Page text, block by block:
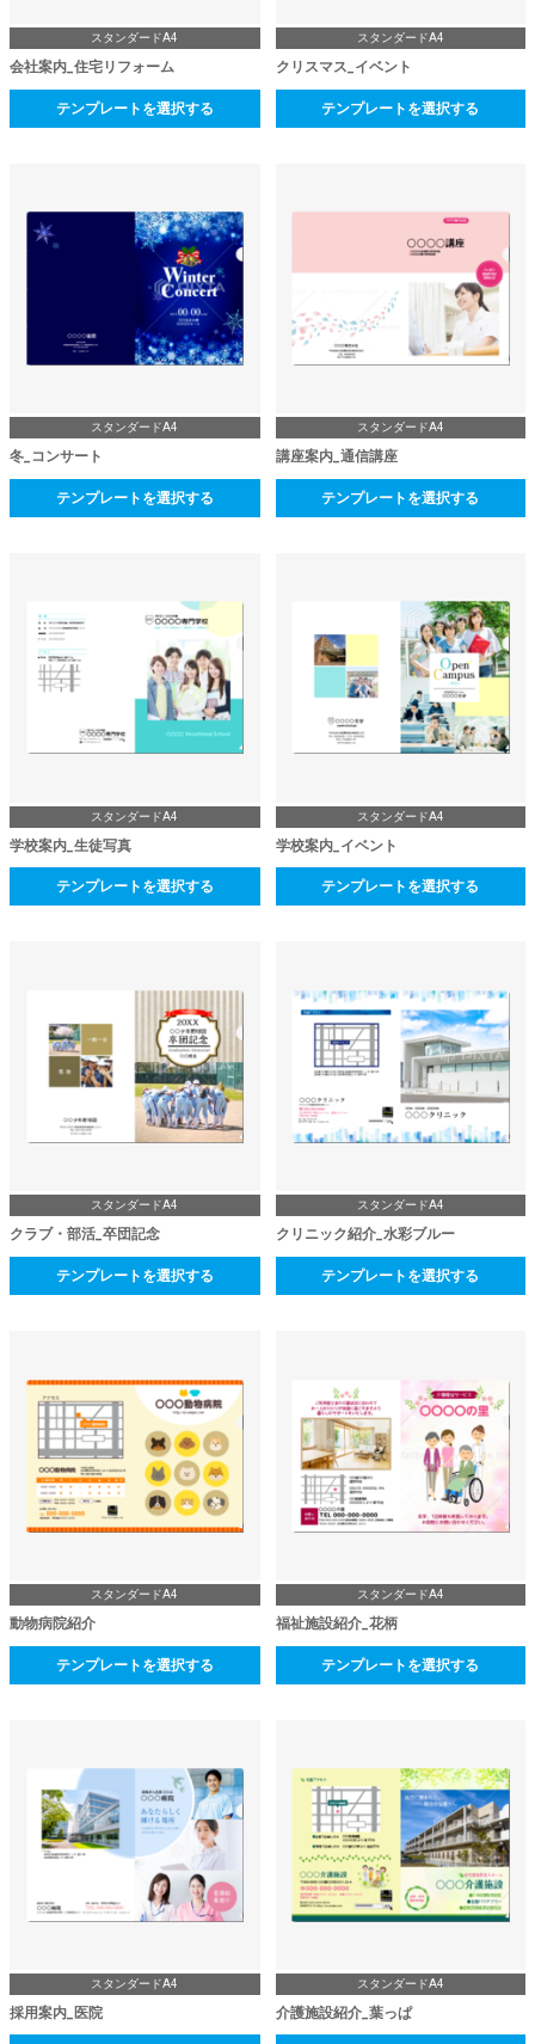
スタンダードA4
会社案内_住宅リフォーム
テンプレートを選択する
スタンダードA4
クリスマス_イベント
テンプレートを選択する
スタンダードA4
冬_コンサート
テンプレートを選択する
スタンダードA4
講座案内_通信講座
テンプレートを選択する
スタンダードA4
学校案内_生徒写真
テンプレートを選択する
スタンダードA4
学校案内_イベント
テンプレートを選択する
スタンダードA4
クラブ・部活_卒団記念
テンプレートを選択する
スタンダードA4
クリニック紹介_水彩ブルー
テンプレートを選択する
スタンダードA4
動物病院紹介
テンプレートを選択する
スタンダードA4
福祉施設紹介_花柄
テンプレートを選択する
スタンダードA4
採用案内_医院
スタンダードA4
介護施設紹介_葉っぱ